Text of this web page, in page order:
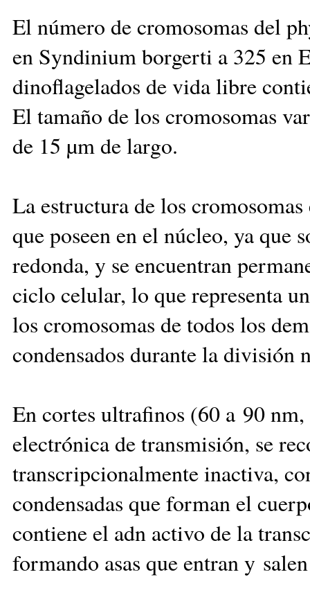
El número de cromosomas del
en Syndinium borgerti a 325 en
dinoflagelados de vida libre
El tamaño de los cromosomas
de 15 µm de largo.
La estructura de los
que poseen en el núcleo, ya que
redonda, y se encuentran
ciclo celular, lo que representa
los cromosomas de todos los
condensados durante la división
En cortes ultrafinos (60 a 90
electrónica de transmisión, se
transcripcionalmente inactiva,
condensadas que forman el
contiene el adn activo de la
formando asas que entran y